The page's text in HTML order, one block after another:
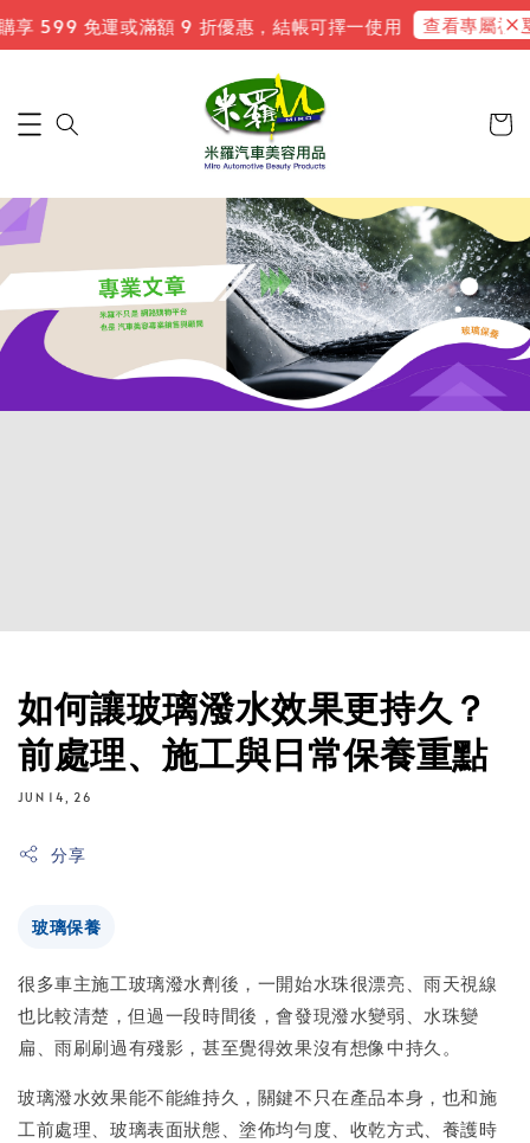
免運或滿額 9 折優惠，結帳可擇一使用 查看專屬禮遇 新
如何讓玻璃潑水效果更持久？
前處理、施工與日常保養重點
JUN 14, 26
分享
玻璃保養
很多車主施工玻璃潑水劑後，一開始水珠很漂亮、雨天視線
也比較清楚，但過一段時間後，會發現潑水變弱、水珠變
扁、雨刷刷過有殘影，甚至覺得效果沒有想像中持久。
玻璃潑水效果能不能維持久，關鍵不只在產品本身，也和施
工前處理、玻璃表面狀態、塗佈均勻度、收乾方式、養護時